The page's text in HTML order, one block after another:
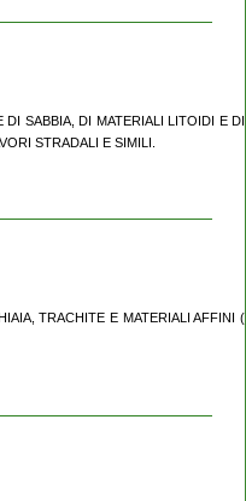
SABBIA, DI MATERIALI LITOIDI E DI
STRADALI E SIMILI.
TRACHITE E MATERIALI AFFINI (